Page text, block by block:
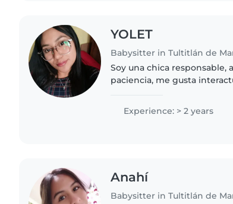
YOLET
Babysitter in Tultitlán de
Soy una chica responsable,
paciencia, me gusta
manualidades,jugar, bailar,
Experience: > 2 years
Anahí
Babysitter in Tultitlán de